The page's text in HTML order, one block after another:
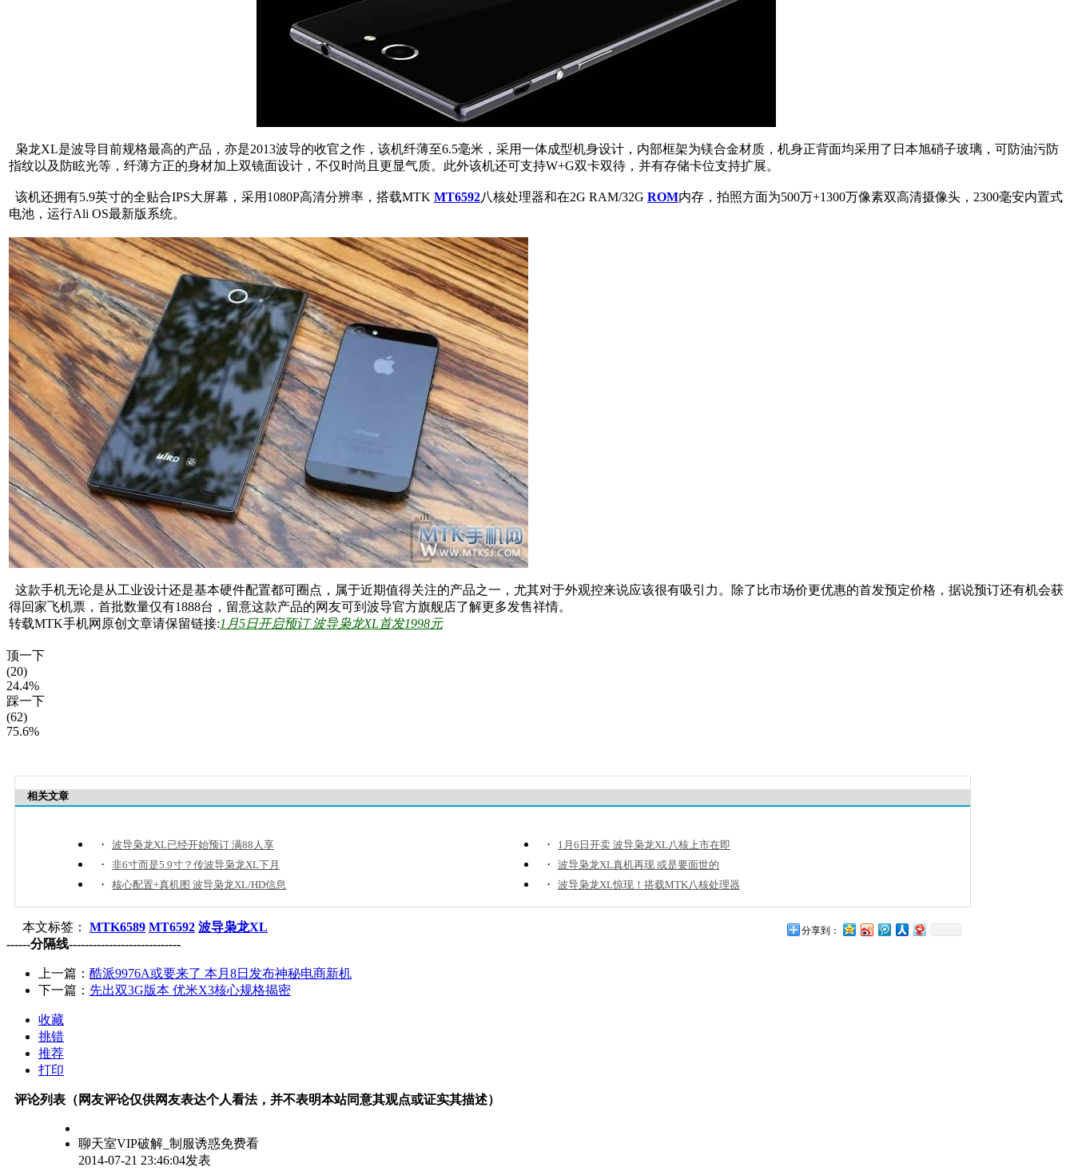
枭龙XL是波导目前规格最高的产品，亦是2013波导的收官之作，该机纤薄至6.5毫米，采用一体成型机身设计，内部框架为镁合金材质，机身正背面均采用了日本旭硝子玻璃，可防油污防
指纹以及防眩光等，纤薄方正的身材加上双镜面设计，不仅时尚且更显气质。此外该机还可支持W+G双卡双待，并有存储卡位支持扩展。
该机还拥有5.9英寸的全贴合IPS大屏幕，采用1080P高清分辨率，搭载MTK MT6592八核处理器和在2G RAM/32G ROM内存，拍照方面为500万+1300万像素双高清摄像头，2300毫安内置式
电池，运行Ali OS最新版系统。
这款手机无论是从工业设计还是基本硬件配置都可圈点，属于近期值得关注的产品之一，尤其对于外观控来说应该很有吸引力。除了比市场价更优惠的首发预定价格，据说预订还有机会获
得回家飞机票，首批数量仅有1888台，留意这款产品的网友可到波导官方旗舰店了解更多发售祥情。
转载MTK手机网原创文章请保留链接:1月5日开启预订 波导枭龙XL首发1998元
顶一下
(20)
24.4%
踩一下
(62)
75.6%
相关文章
· 波导枭龙XL已经开始预订 满88人享 · 1月6日开卖 波导枭龙XL八核上市在即
· 非6寸而是5.9寸？传波导枭龙XL下月 · 波导枭龙XL真机再现 或是要面世的
· 核心配置+真机图 波导枭龙XL/HD信息 · 波导枭龙XL惊现！搭载MTK八核处理器
本文标签： MTK6589 MT6592 波导枭龙XL 分享到：
------分隔线----------------------------
上一篇： 酷派9976A或要来了 本月8日发布神秘电商新机
下一篇： 先出双3G版本 优米X3核心规格揭密
收藏
挑错
推荐
打印
评论列表（网友评论仅供网友表达个人看法，并不表明本站同意其观点或证实其描述）
聊天室VIP破解_制服诱惑免费看
2014-07-21 23:46:04发表